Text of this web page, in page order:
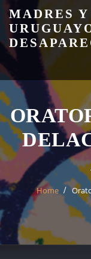
content
MADRES
Home